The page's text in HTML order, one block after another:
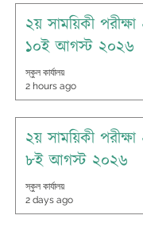
২য় সাময়িকী
১০ই আগস্ট ২০২৬
স্কুল কার্যালয়
2 hours ago
২য় সাময়িকী
৮ই আগস্ট ২০২৬
স্কুল কার্যালয়
2 days ago